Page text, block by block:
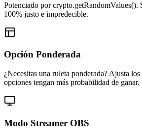
Potenciado por crypto.getRandomValues().
100% justo e impredecible.
Opción Ponderada
¿Necesitas una ruleta ponderada? Ajusta
opciones tengan más probabilidad de ganar.
Modo Streamer OBS